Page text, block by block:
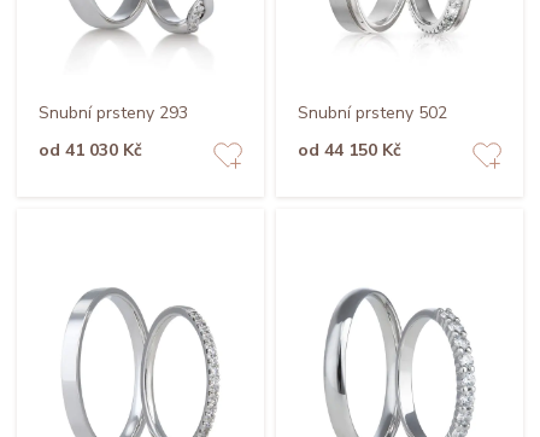
Snubní prsteny 293
od 41 030 Kč
Snubní prsteny 502
od 44 150 Kč